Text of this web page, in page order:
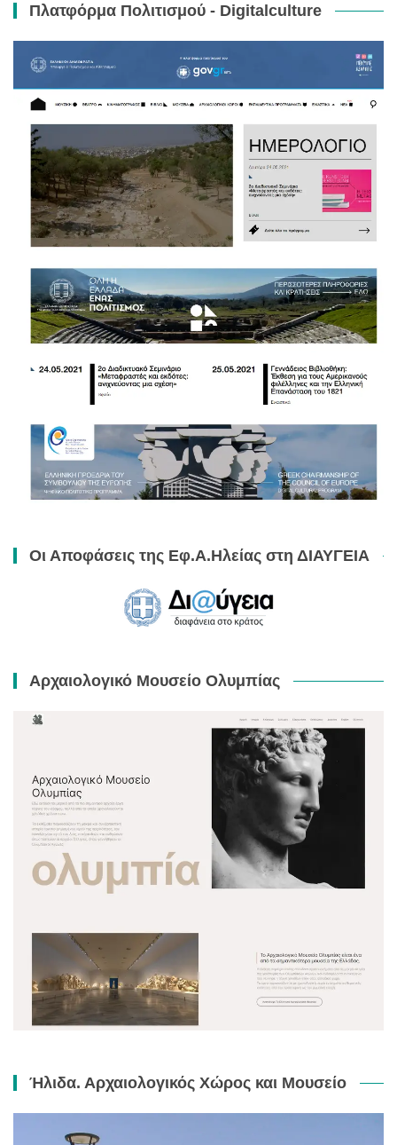
Πλατφόρμα Πολιτισμού - Digitalculture
Οι Αποφάσεις της Εφ.Α.Ηλείας στη ΔΙΑΥΓΕΙΑ
Αρχαιολογικό Μουσείο Ολυμπίας
Ήλιδα. Αρχαιολογικός Χώρος και Μουσείο